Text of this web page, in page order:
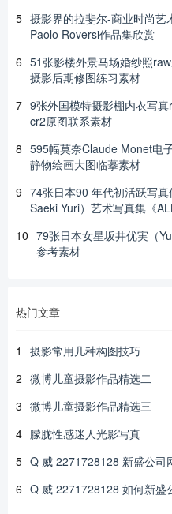
5 摄影界的拉斐尔-商业时尚
Paolo Roversi作品集欣赏
6 51张影楼外景马场婚纱照
摄影后期修图练习素材
7 9张外国模特摄影棚内衣写
cr2原图联系素材
8 595幅莫奈Claude Monet电
静物绘画大图临摹素材
9 74张日本90 年代初活跃写真
Saeki Yuri）艺术写真集《
10 79张日本女星坂井优実（
参考素材
热门文章
1
摄影常用几种构图技巧
2 微博儿童摄影作品精选二
3 微博儿童摄影作品精选三
4 朦胧性感迷人光影写真
5 Q 威 2271728128 新盛公司
6 Q 威 2271728128 如何新盛